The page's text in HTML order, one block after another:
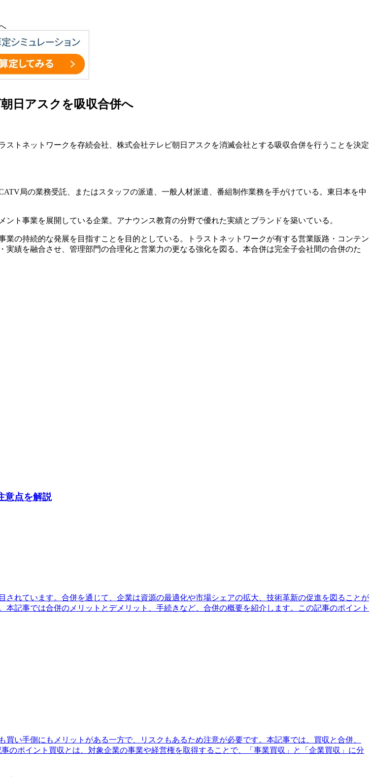
日アスクを吸収合併へ
トネットワークを存続会社、株式会社テレビ朝日アスクを消滅会社とする吸収合併を行うことを決定
局の業務受託、またはスタッフの派遣、一般人材派遣、番組制作業務を手がけている。東日本を中
ト事業を展開している企業。アナウンス教育の分野で優れた実績とブランドを築いている。
の持続的な発展を目指すことを目的としている。トラストネットワークが有する営業販路・コンテン
績を融合させ、管理部門の合理化と営業力の更なる強化を図る。本合併は完全子会社間の合併のた
意点を解説
れています。合併を通じて、企業は資源の最適化や市場シェアの拡大、技術革新の促進を図ることが
記事では合併のメリットとデメリット、手続きなど、合併の概要を紹介します。この記事のポイント
い手側にもメリットがある一方で、リスクもあるため注意が必要です。本記事では、買収と合併、
ポイント買収とは、対象企業の事業や経営権を取得することで、「事業買収」と「企業買収」に分